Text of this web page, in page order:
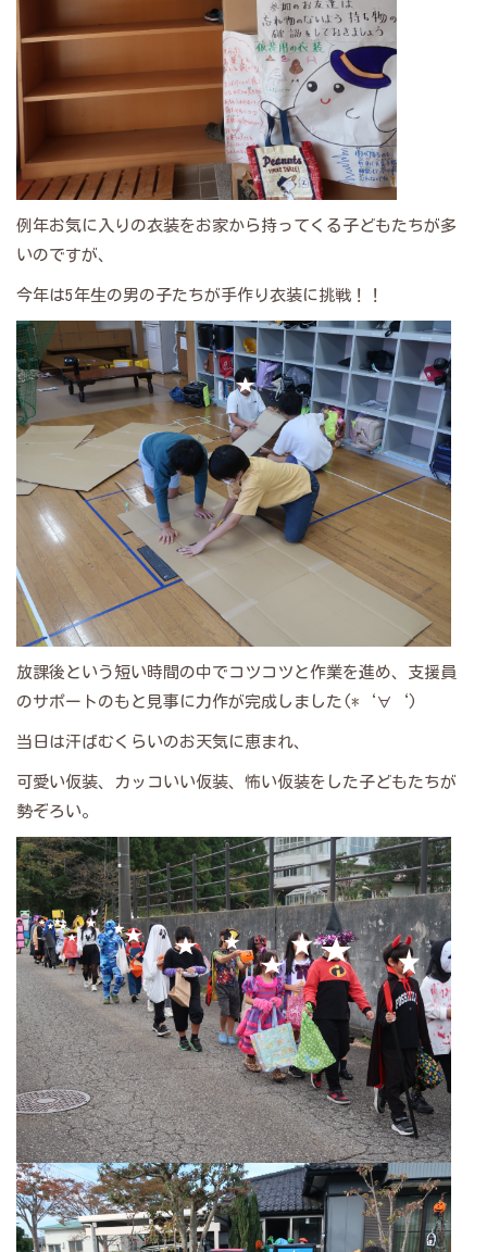
例年お気に入りの衣装をお家から持ってくる子どもたちが多
いのですが、
今年は5年生の男の子たちが手作り衣装に挑戦！！
放課後という短い時間の中でコツコツと作業を進め、支援員
のサポートのもと見事に力作が完成しました(*‘∀‘)
当日は汗ばむくらいのお天気に恵まれ、
可愛い仮装、カッコいい仮装、怖い仮装をした子どもたちが
勢ぞろい。